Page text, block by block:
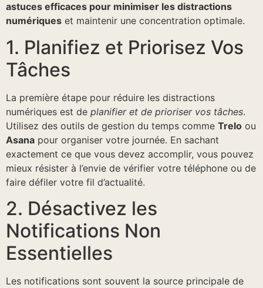
astuces efficaces pour minimiser les distractions
numériques et maintenir une concentration optimale.
1. Planifiez et Priorisez Vos
Tâches
La première étape pour réduire les distractions
numériques est de planifier et de prioriser vos tâches.
Utilisez des outils de gestion du temps comme Trelo ou
Asana pour organiser votre journée. En sachant
exactement ce que vous devez accomplir, vous pouvez
mieux résister à l’envie de vérifier votre téléphone ou de
faire défiler votre fil d’actualité.
2. Désactivez les
Notifications Non
Essentielles
Les notifications sont souvent la source principale de